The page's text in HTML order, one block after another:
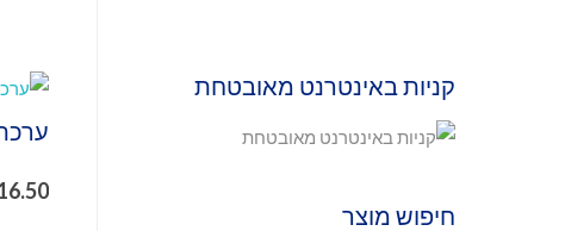
קניות באינטרנט מאובטחת
חיפוש מוצר